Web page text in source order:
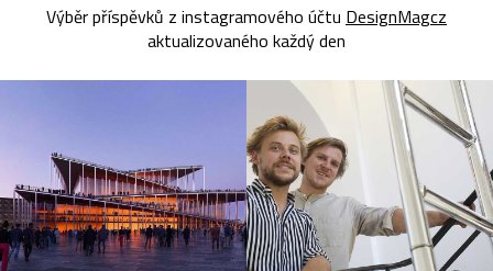
Výběr příspěvků z instagramového účtu DesignMagcz
aktualizovaného každý den